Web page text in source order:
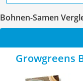
Bohnen-Samen
Growgreens